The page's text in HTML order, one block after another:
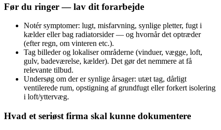
Før du ringer — lav dit forarbejde
Notér symptomer: lugt, misfarvning, synlige pletter, fugt i
kælder eller bag radiatorsider — og hvornår det optræder
(efter regn, om vinteren etc.).
Tag billeder og lokaliser områderne (vinduer, vægge, loft,
gulv, badeværelse, kælder). Det gør det nemmere at få
relevante tilbud.
Undersøg om der er synlige årsager: utæt tag, dårligt
ventilerede rum, opstigning af grundfugt eller forkert isolering
i loft/yttervæg.
Hvad et seriøst firma skal kunne dokumentere